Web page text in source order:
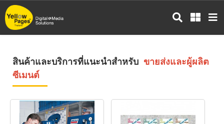
ข้าม
ไป
สินค้าและบริการที่แนะนำสำหรับ ขายส่งและผู้ผลิต
ซีเมนต์